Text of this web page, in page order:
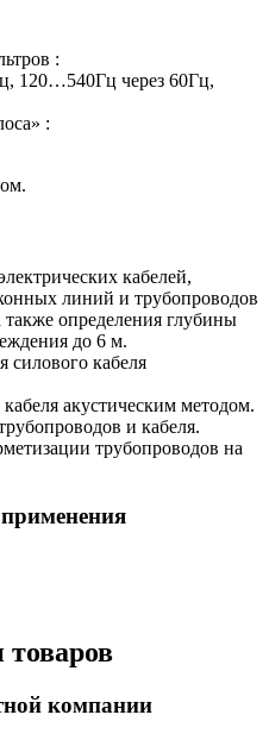
:
120…540Гц через 60Гц,
:
кабелей,
линий и трубопроводов
определения глубины
до 6 м.
силового кабеля
акустическим методом.
и кабеля.
трубопроводов на
компании